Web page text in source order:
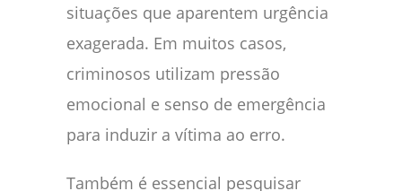
situações que aparentem urgência
exagerada. Em muitos casos,
criminosos utilizam pressão
emocional e senso de emergência
para induzir a vítima ao erro.
Também é essencial pesquisar